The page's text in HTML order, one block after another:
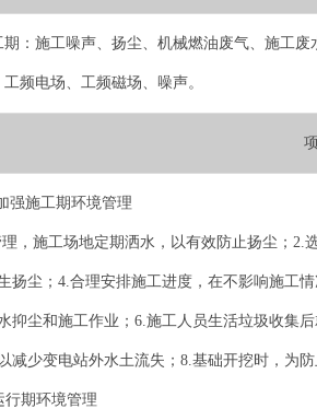
期：施工噪声、扬尘、机械燃油废气、施工
工频电场、工频磁场、噪声。
强施工期环境管理
，施工场地定期洒水，以有效防止扬尘；
扬尘；4.合理安排施工进度，在不影响施工
抑尘和施工作业；6.施工人员生活垃圾收集
减少变电站外水土流失；8.基础开挖时，为
行期环境管理